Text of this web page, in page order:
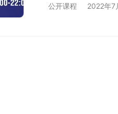
告，给独立站注入流
公开课程 2022年7